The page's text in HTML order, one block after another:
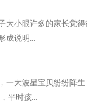
小眼许多的家长觉
成说明...
大波星宝贝纷纷降
平时孩...